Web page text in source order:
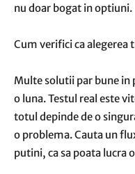
nu doar bogat in optiuni.
Cum verifici ca alegerea
Multe solutii par bune in
o luna. Testul real este
totul depinde de o
o problema. Cauta un
putini, ca sa poata lucra